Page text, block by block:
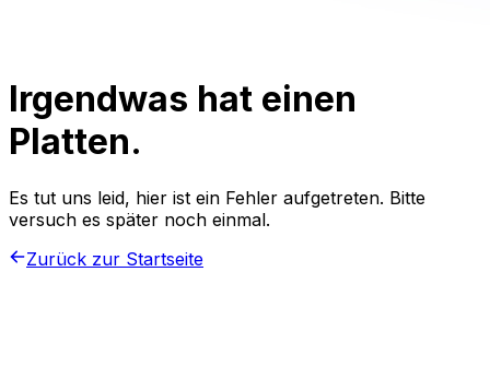
Irgendwas hat einen
Platten.
Es tut uns leid, hier ist ein Fehler aufgetreten. Bitte
versuch es später noch einmal.
Zurück zur Startseite